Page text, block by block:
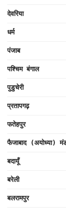
देवरिया
धर्म
पंजाब
पश्चिम बंगाल
पुडुचेरी
प्रतापगढ़
फतेहपुर
फैजाबाद (अयोध्या)
बदायूँ
बरेली
बलरामपुर